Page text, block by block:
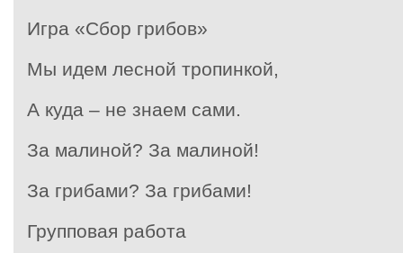
Игра «Сбор грибов»
Мы идем лесной тропинкой,
А куда – не знаем сами.
За малиной? За малиной!
За грибами? За грибами!
Групповая работа